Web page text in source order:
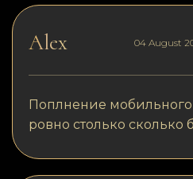
Alex 04 August
Поплнение мобильного
ровно столько сколько